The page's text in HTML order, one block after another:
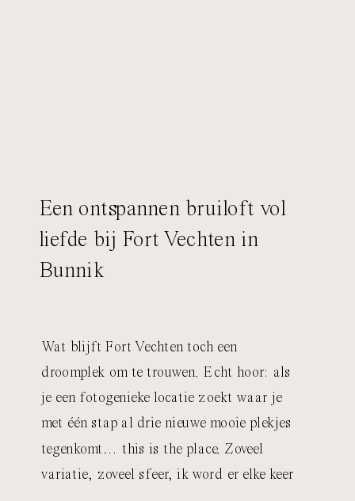
Wat blijft Fort Vechten toch een
droomplek om te trouwen. Echt hoor: als
je een fotogenieke locatie zoekt waar je
met één stap al drie nieuwe mooie plekjes
tegenkomt… this is the place. Zoveel
variatie, zoveel sfeer, ik word er elke keer
Een ontspannen bruiloft vol
liefde bij Fort Vechten in
Bunnik